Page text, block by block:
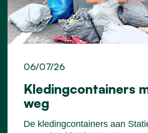
Kledingcontainers
weg
06/07/26
De kledingcontainers aan